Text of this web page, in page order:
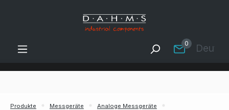
Zum Hauptinhalt springen
0
Produkte Messgeräte
Analoge Messgeräte